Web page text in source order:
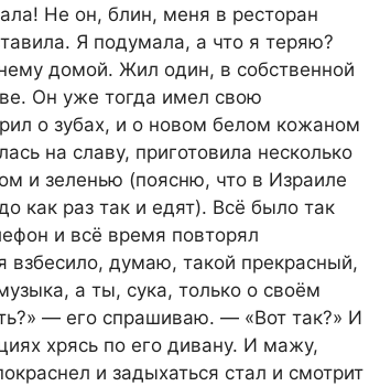
Не он, блин, меня в ресторан
Я подумала, а что я теряю?
домой. Жил один, в собственной
Он уже тогда имел свою
о зубах, и о новом белом кожаном
на славу, приготовила несколько
и зеленью (поясню, что в Израиле
как раз так и едят). Всё было так
и всё время повторял
взбесило, думаю, такой прекрасный,
а ты, сука, только о своём
— его спрашиваю. — «Вот так?» И
хрясь по его дивану. И мажу,
и задыхаться стал и смотрит